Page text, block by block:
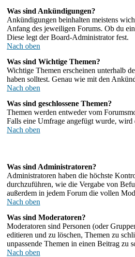
Was sind Ankündigungen?
Ankündigungen beinhalten meistens
Anfang des jeweiligen Forums. Ob du
Diese legt der Board-Administrator fest.
Nach oben
Was sind Wichtige Themen?
Wichtige Themen erscheinen unterhalb
haben solltest. Genau wie mit den
Nach oben
Was sind geschlossene Themen?
Themen werden entweder vom
Falls eine Umfrage angefügt wurde, wird
Nach oben
Was sind Administratoren?
Administratoren haben die höchste
durchzuführen, wie die Vergabe von
außerdem in jedem Forum die vollen
Nach oben
Was sind Moderatoren?
Moderatoren sind Personen (oder
editieren und zu löschen, Themen zu
unpassende Themen in einen Beitrag zu
Nach oben